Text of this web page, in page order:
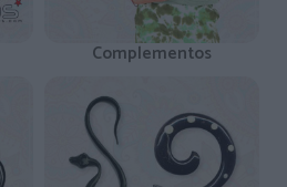
Complementos